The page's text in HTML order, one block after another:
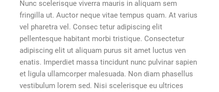
Nunc scelerisque viverra mauris in aliquam sem
fringilla ut. Auctor neque vitae tempus quam. At varius
vel pharetra vel. Consec tetur adipiscing elit
pellentesque habitant morbi tristique. Consectetur
adipiscing elit ut aliquam purus sit amet luctus ven
enatis. Imperdiet massa tincidunt nunc pulvinar sapien
et ligula ullamcorper malesuada. Non diam phasellus
vestibulum lorem sed. Nisi scelerisque eu ultrices